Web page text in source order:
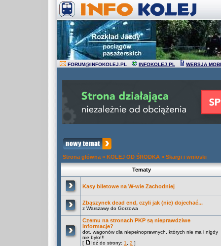
FORUM@INFOKOLEJ.PL INFOKOLEJ.PL WERSJA
Strona główna » KOLEJ OD ŚRODKA » Skargi i wnioski
Tematy
Kasy biletowe na W-wie Zachodniej
Zbąszynek dead end, czyli jak (nie) dojechać...
z Warszawy do Gorzowa
Czemu na stronach PKP są nieprawdziwe
informacje?
dot. wagonów dla niepełnoprawnych, których nie ma i nigdy
nie było!!!
[
Idź do strony: 1 2 ]